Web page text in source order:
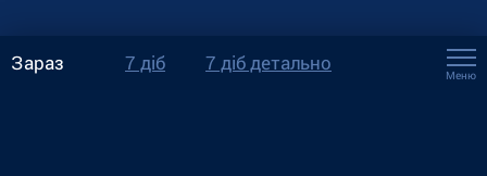
Зараз 7 діб 7 діб детально
Меню